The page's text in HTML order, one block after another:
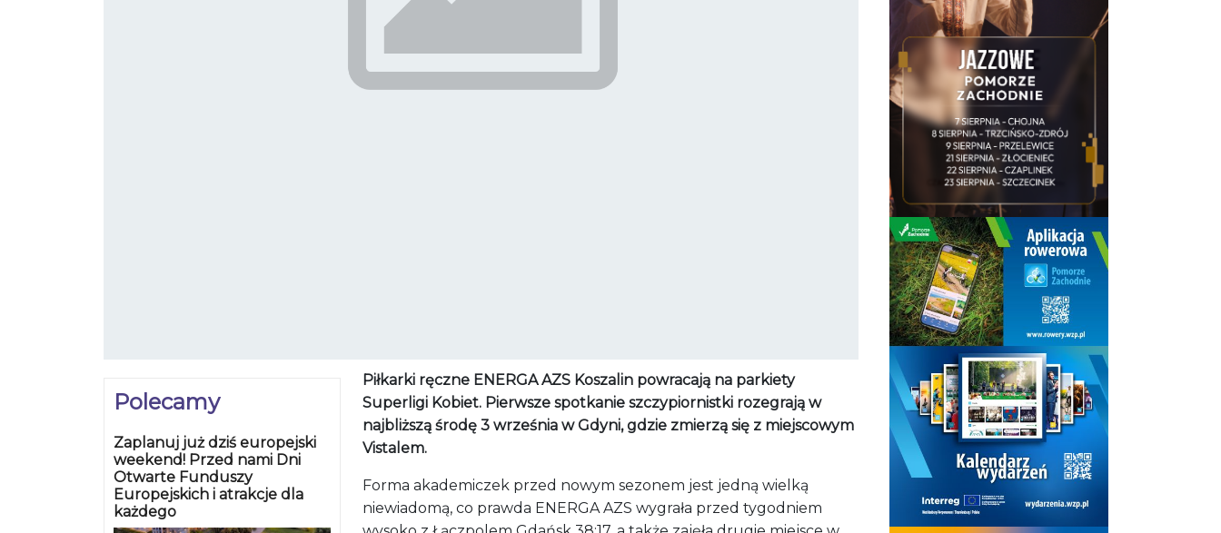
Polecamy
Zaplanuj już dziś europejski
weekend! Przed nami Dni
Otwarte Funduszy
Europejskich i atrakcje dla
każdego
Piłkarki ręczne ENERGA AZS Koszalin powracają na parkiety
Superligi Kobiet. Pierwsze spotkanie szczypiornistki rozegrają w
najbliższą środę 3 września w Gdyni, gdzie zmierzą się z miejscowym
Vistalem.
Forma akademiczek przed nowym sezonem jest jedną wielką
niewiadomą, co prawda ENERGA AZS wygrała przed tygodniem